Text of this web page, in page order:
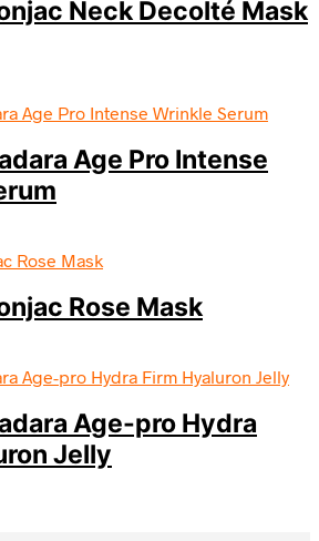
Neck Decolté Mask
Age Pro Intense
Rose Mask
Age-pro Hydra
Jelly